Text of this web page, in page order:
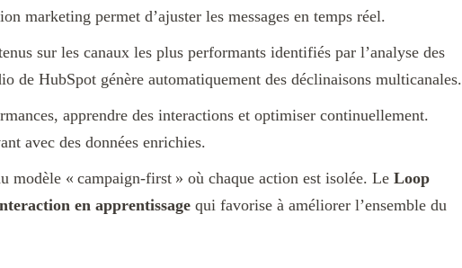
marketing permet d’ajuster les messages en temps réel.
sur les canaux les plus performants identifiés par l’analyse des
de HubSpot génère automatiquement des déclinaisons multicanales.
apprendre des interactions et optimiser continuellement.
avec des données enrichies.
modèle « campaign-first » où chaque action est isolée. Le Loop
en apprentissage qui favorise à améliorer l’ensemble du